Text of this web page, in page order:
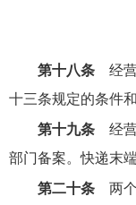
第十八条经营
十三条规定的条件
第十九条经营
部门备案。快递末
第二十条两个